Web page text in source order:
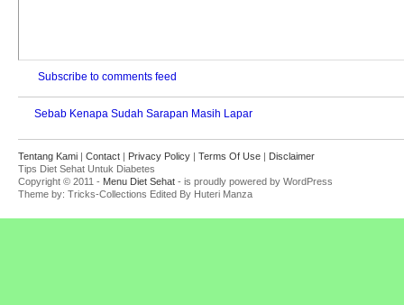
Subscribe to comments feed
Sebab Kenapa Sudah Sarapan Masih Lapar
Tentang Kami | Contact | Privacy Policy | Terms Of Use | Disclaimer
Tips Diet Sehat Untuk Diabetes
Copyright © 2011 - Menu Diet Sehat - is proudly powered by WordPress
Theme by: Tricks-Collections Edited By Huteri Manza